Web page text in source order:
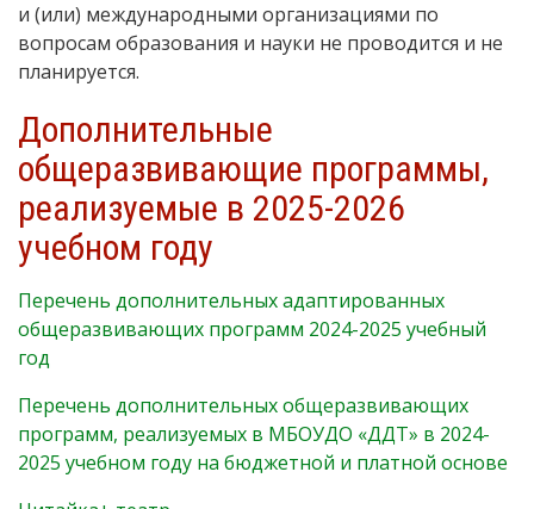
и (или) международными организациями по
вопросам образования и науки не проводится и не
планируется.
Дополнительные
общеразвивающие программы,
реализуемые в 2025-2026
учебном году
Перечень дополнительных адаптированных
общеразвивающих программ 2024-2025 учебный
год
Перечень дополнительных общеразвивающих
программ, реализуемых в МБОУДО «ДДТ» в 2024-
2025 учебном году на бюджетной и платной основе